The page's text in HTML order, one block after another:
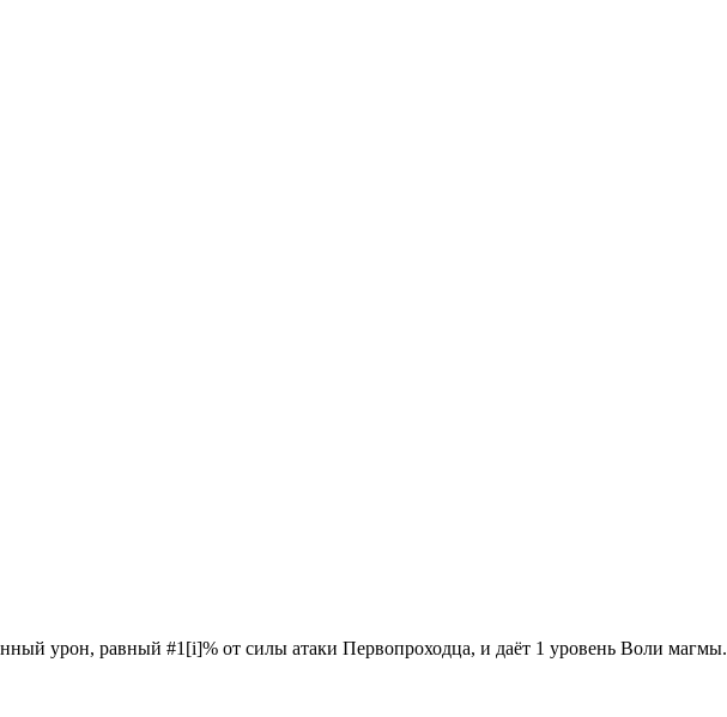
урон, равный #1[i]% от силы атаки Первопроходца, и даёт 1 уровень Воли магмы.